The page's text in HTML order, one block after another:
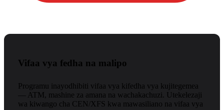
Vifaa vya fedha na malipo
Programu inayodhibiti vifaa vya kifedha vya kujitegemea
— ATM, mashine za amana na wachakachuzi. Utekelezaji
wa kiwango cha CEN/XFS kwa mawasiliano na vifaa vya